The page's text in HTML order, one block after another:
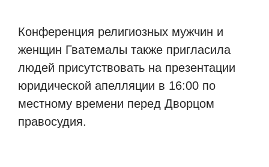
Конференция религиозных мужчин и
женщин Гватемалы также пригласила
людей присутствовать на презентации
юридической апелляции в 16:00 по
местному времени перед Дворцом
правосудия.